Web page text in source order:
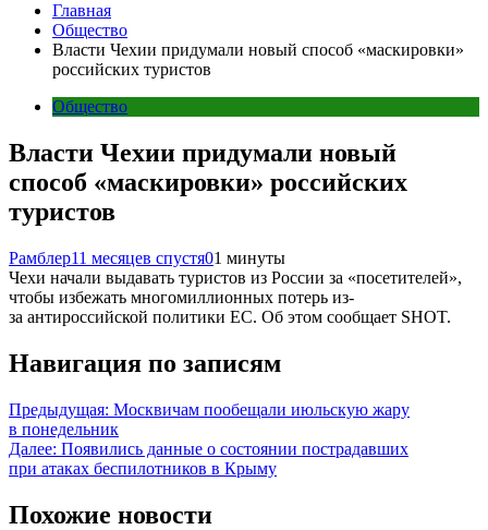
Главная
Общество
Власти Чехии придумали новый способ «маскировки»
российских туристов
Общество
Власти Чехии придумали новый
способ «маскировки» российских
туристов
Рамблер11 месяцев спустя01 минуты
Чехи начали выдавать туристов из России за «посетителей»,
чтобы избежать многомиллионных потерь из-
за антироссийской политики ЕС. Об этом сообщает SHOT.
Навигация по записям
Предыдущая: Москвичам пообещали июльскую жару
в понедельник
Далее: Появились данные о состоянии пострадавших
при атаках беспилотников в Крыму
Похожие новости